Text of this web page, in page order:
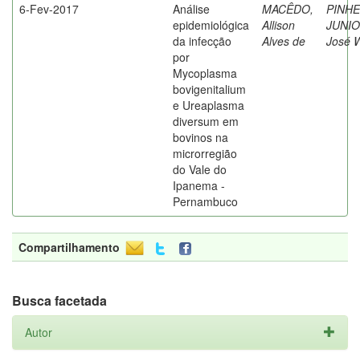
6-Fev-2017
Análise
epidemiológica
da infecção
por
Mycoplasma
bovigenitalium
e Ureaplasma
diversum em
bovinos na
microrregião
do Vale do
Ipanema -
Pernambuco
MACÊDO,
Allison
Alves de
José
Compartilhamento
Busca facetada
Autor